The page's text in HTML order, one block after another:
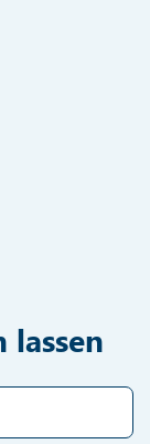
lassen